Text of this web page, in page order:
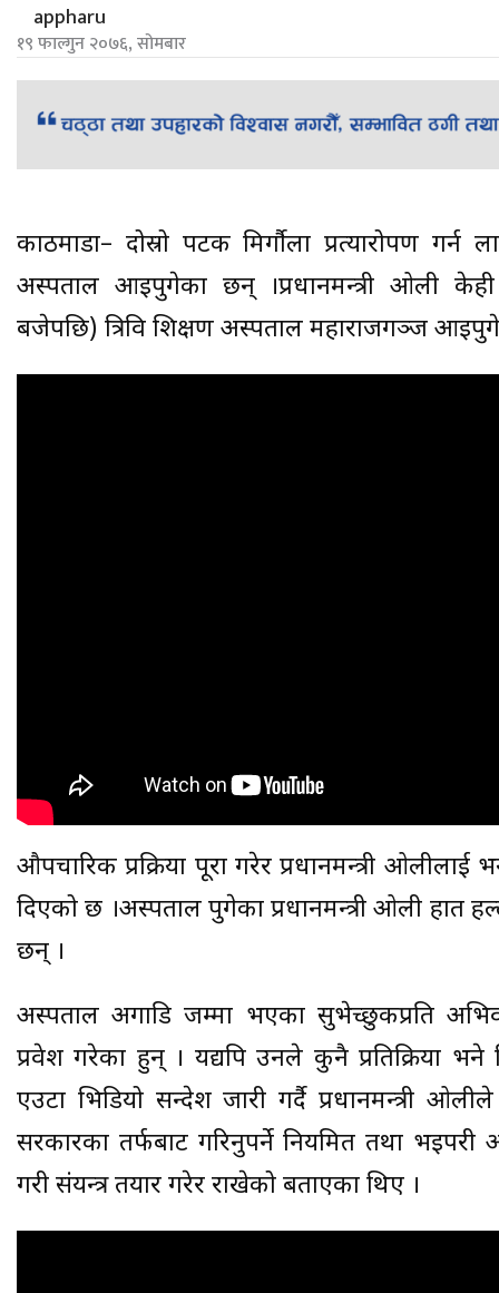
appharu
१९ फाल्गुन २०७६, सोमबार
काठमाडौं– दोस्रो पटक मिर्गौला प्रत्यारोपण गर्न
अस्पताल आइपुगेका छन् ।प्रधानमन्त्री ओली
बजेपछि) त्रिवि शिक्षण अस्पताल महाराजगञ्ज
औपचारिक प्रक्रिया पूरा गरेर प्रधानमन्त्री ओलीलाई
दिएको छ ।अस्पताल पुगेका प्रधानमन्त्री ओली हात
छन् ।
अस्पताल अगाडि जम्मा भएका सुभेच्छुकप्रति
प्रवेश गरेका हुन् । यद्यपि उनले कुनै प्रतिक्रिया
एउटा भिडियो सन्देश जारी गर्दै प्रधानमन्त्री
सरकारका तर्फबाट गरिनुपर्ने नियमित तथा
गरी संयन्त्र तयार गरेर राखेको बताएका थिए ।